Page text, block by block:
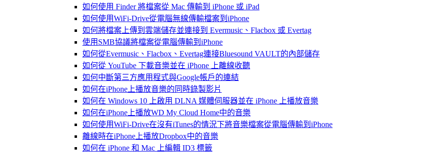
如何使用 Finder 將檔案從 Mac 傳輸到 iPhone 或 iPad
如何使用WiFi-Drive從電腦無線傳輸檔案到iPhone
如何將檔案上傳到雲端儲存並連接到 Evermusic、Flacbox 或 Evertag
使用SMB協議將檔案從電腦傳輸到iPhone
如何從Evermusic、Flacbox、Evertag連接Bluesound VAULT的內部儲存
如何從 YouTube 下載音樂並在 iPhone 上離線收聽
如何中斷第三方應用程式與Google帳戶的連結
如何在iPhone上播放音樂的同時錄製影片
如何在 Windows 10 上啟用 DLNA 媒體伺服器並在 iPhone 上播放音樂
如何在iPhone上播放WD My Cloud Home中的音樂
如何使用WiFi-Drive在沒有iTunes的情況下將音樂檔案從電腦傳輸到iPhone
離線時在iPhone上播放Dropbox中的音樂
如何在 iPhone 和 Mac 上編輯 ID3 標籤